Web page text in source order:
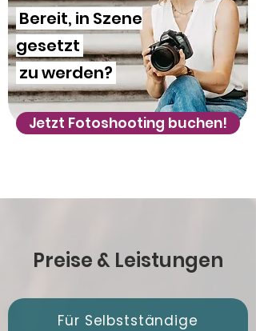
Bereit, in Szene
gesetzt
zu werden?
Jetzt Fotoshooting buchen!
Preise & Leistungen
Für Selbstständige